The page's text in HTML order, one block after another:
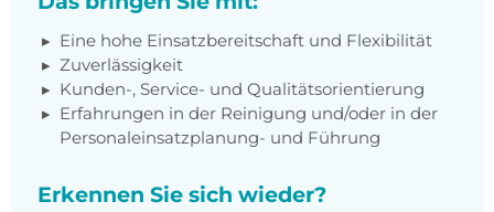
Eine hohe Einsatzbereitschaft und Flexibilität
Zuverlässigkeit
Kunden-, Service- und Qualitätsorientierung
Erfahrungen in der Reinigung und/oder in der
Personaleinsatzplanung- und Führung
Erkennen Sie sich wieder?